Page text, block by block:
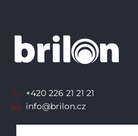
+420 226 21 21 21
info@brilon.cz